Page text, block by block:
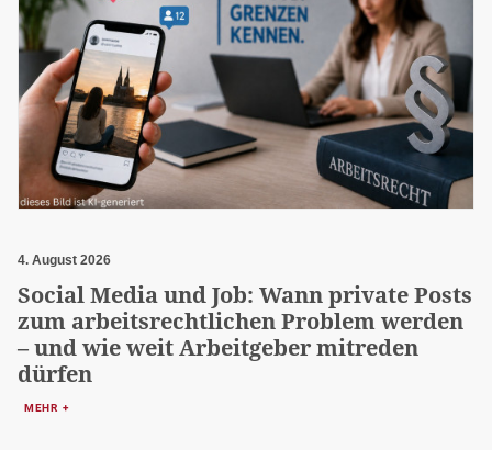
4. August 2026
Social Media und Job: Wann private Posts
zum arbeitsrechtlichen Problem werden
– und wie weit Arbeitgeber mitreden
dürfen
MEHR +